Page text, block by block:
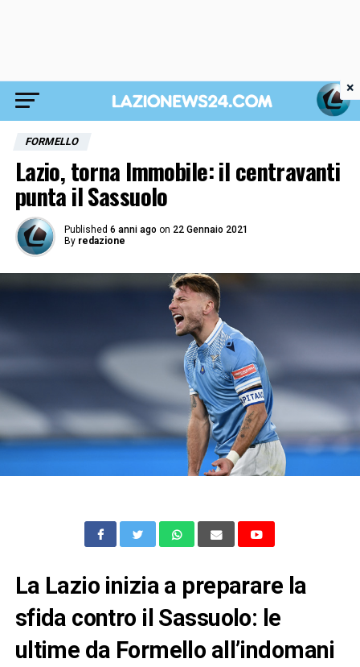
FORMELLO
Lazio, torna Immobile: il centravanti
punta il Sassuolo
Published 6 anni ago on 22 Gennaio 2021
By redazione
La Lazio inizia a preparare la
sfida contro il Sassuolo: le
ultime da Formello all’indomani
×